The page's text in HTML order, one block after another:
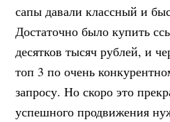
сапы давали классный и
Достаточно было купить
десятков тысяч рублей, и
топ 3 по очень
запросу. Но скоро это
успешного продвижения